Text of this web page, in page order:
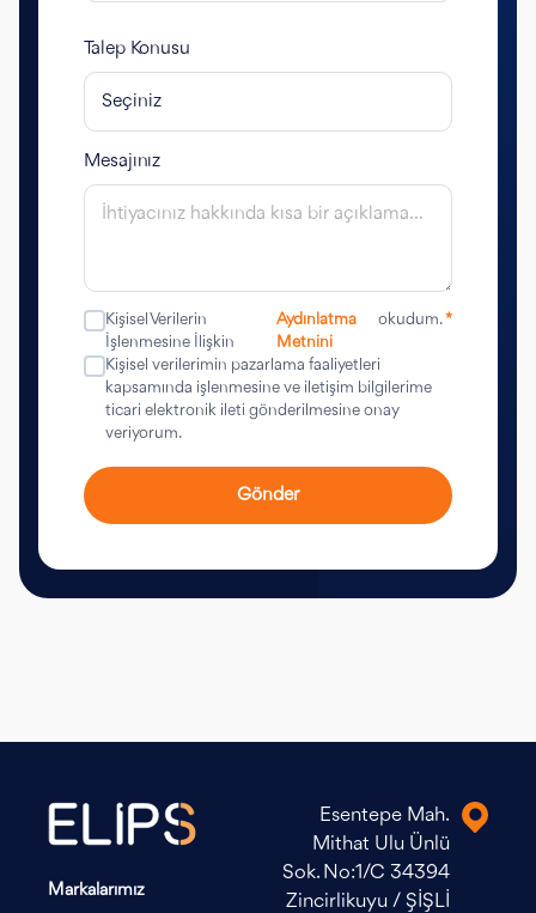
Talep Konusu
Mesajınız
Kişisel Verilerin
İşlenmesine İlişkin
Aydınlatma
Metnini
okudum.*
Kişisel verilerimin pazarlama faaliyetleri
kapsamında işlenmesine ve iletişim bilgilerime
ticari elektronik ileti gönderilmesine onay
veriyorum.
Gönder
Markalarımız
Esentepe Mah.
Mithat Ulu Ünlü
Sok. No:1/C 34394
Zincirlikuyu / ŞİŞLİ